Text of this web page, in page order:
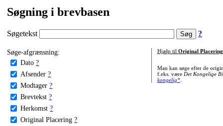
Søgning i brevbasen
Søgetekst ?
Søge-afgrænsning:
Dato ?
Afsender ?
Modtager ?
Brevtekst ?
Herkomst ?
Original Placering ?
Hjælp til Original Placering
Man kan søge efter de
f.eks. være Det Kongelige
kongelig*.